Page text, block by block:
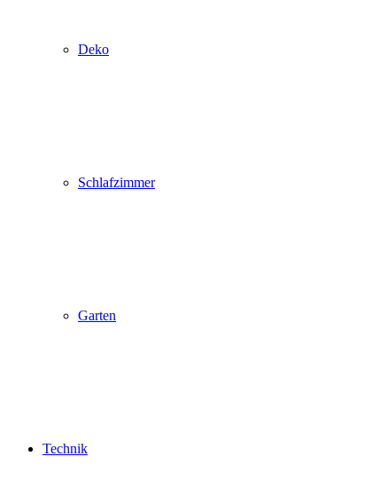
Deko
Schlafzimmer
Garten
Technik